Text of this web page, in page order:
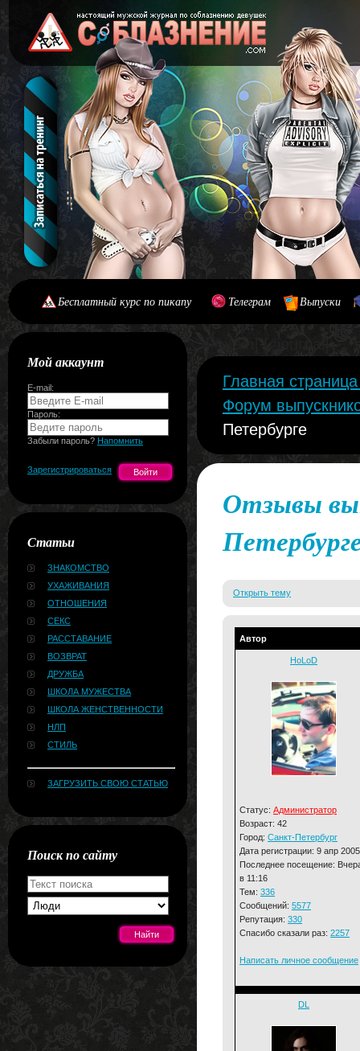
Бесплатный курс по пикапу Телеграм Выпуски
Мой аккаунт
E-mail:
Пароль:
Забыли пароль? Напомнить
Зарегистрироваться
Статьи
ЗНАКОМСТВО
УХАЖИВАНИЯ
ОТНОШЕНИЯ
СЕКС
РАССТАВАНИЕ
ВОЗВРАТ
ДРУЖБА
ШКОЛА МУЖЕСТВА
ШКОЛА ЖЕНСТВЕННОСТИ
НЛП
СТИЛЬ
ЗАГРУЗИТЬ СВОЮ СТАТЬЮ
Поиск по сайту
Главная
Форум
Петербурге
Отзывы
Открыть тему
Автор
HoLoD
Статус: Администратор
Возраст: 42
Город: Санкт-Петербург
Дата регистрации: 9 апр 2005
Последнее посещение:
в 11:16
Тем: 336
Сообщений: 5577
Репутация: 330
Спасибо сказали раз: 2257
Написать личное сообщение
DL